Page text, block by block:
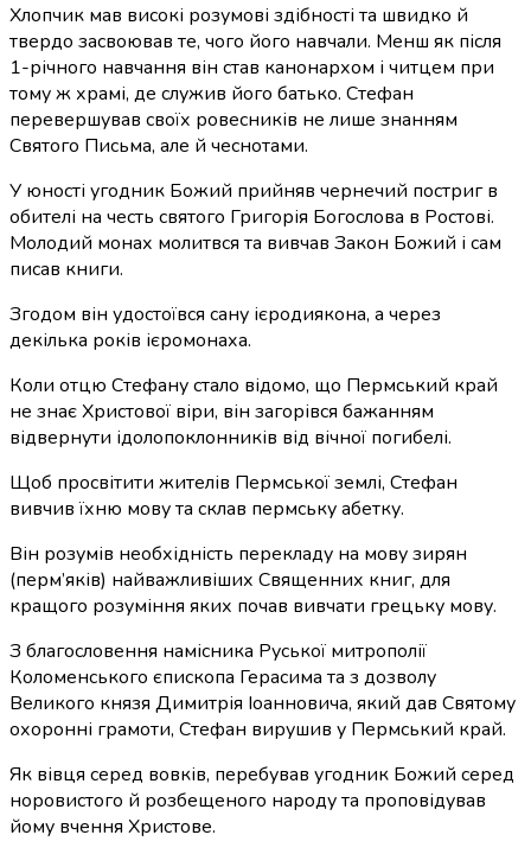
Хлопчик мав високі розумові здібності та швидко й
твердо засвоював те, чого його навчали. Менш як після
1-річного навчання він став канонархом і читцем при
тому ж храмі, де служив його батько. Стефан
перевершував своїх ровесників не лише знанням
Святого Письма, але й чеснотами.
У юності угодник Божий прийняв чернечий постриг в
обителі на честь святого Григорія Богослова в Ростові.
Молодий монах молитвся та вивчав Закон Божий і сам
писав книги.
Згодом він удостоївся сану ієродиякона, а через
декілька років ієромонаха.
Коли отцю Стефану стало відомо, що Пермський край
не знає Христової віри, він загорівся бажанням
відвернути ідолопоклонників від вічної погибелі.
Щоб просвітити жителів Пермської землі, Стефан
вивчив їхню мову та склав пермську абетку.
Він розумів необхідність перекладу на мову зирян
(перм’яків) найважливіших Священних книг, для
кращого розуміння яких почав вивчати грецьку мову.
З благословення намісника Руської митрополії
Коломенського єпископа Герасима та з дозволу
Великого князя Димитрія Іоанновича, який дав Святому
охоронні грамоти, Стефан вирушив у Пермський край.
Як вівця серед вовків, перебував угодник Божий серед
норовистого й розбещеного народу та проповідував
йому вчення Христове.